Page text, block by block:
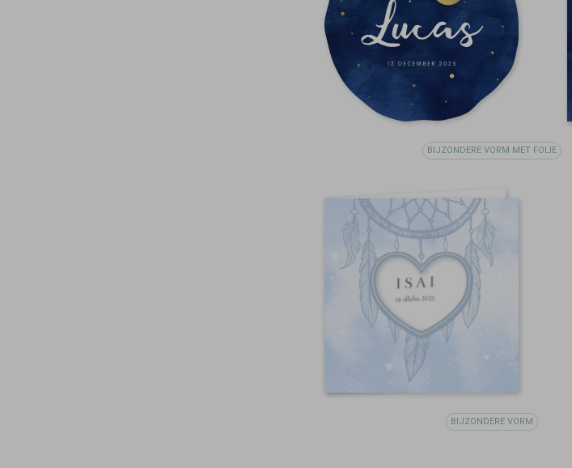
BIJZONDERE VORM MET FOLIE
BIJZONDERE VORM